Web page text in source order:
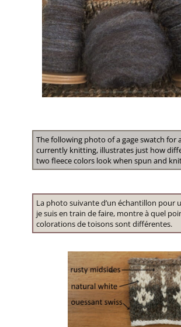
The following photo of a gage swatch for
currently knitting, illustrates just how
two fleece colors look when spun and
La photo suivante d’un échantillon pour
je suis en train de faire, montre à quel
colorations de toisons sont différentes.